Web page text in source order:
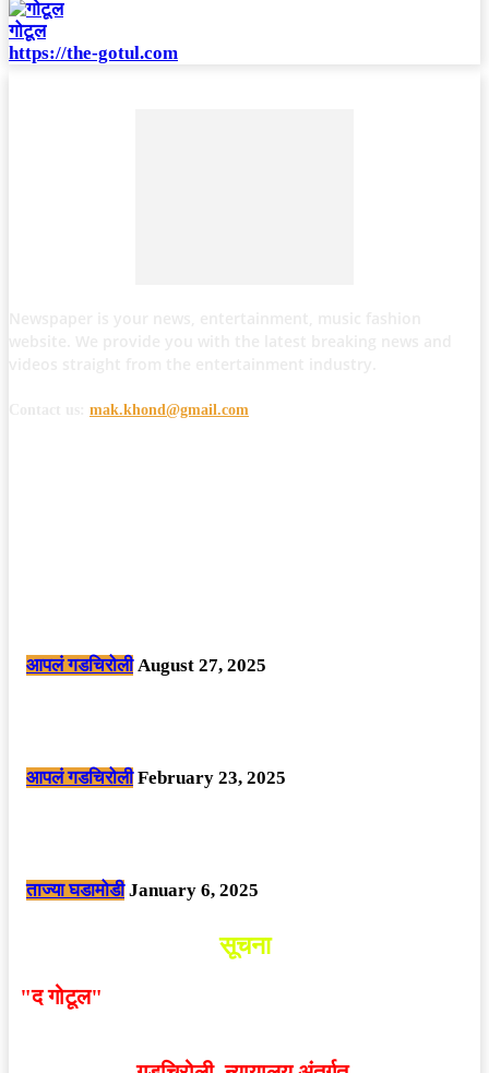
गोटूल
https://the-gotul.com
mak.khond@gmail.com
आपलं गडचिरोली August 27, 2025
आपलं गडचिरोली February 23, 2025
ताज्या घडामोडी January 6, 2025
सूचना
"द गोटूल"